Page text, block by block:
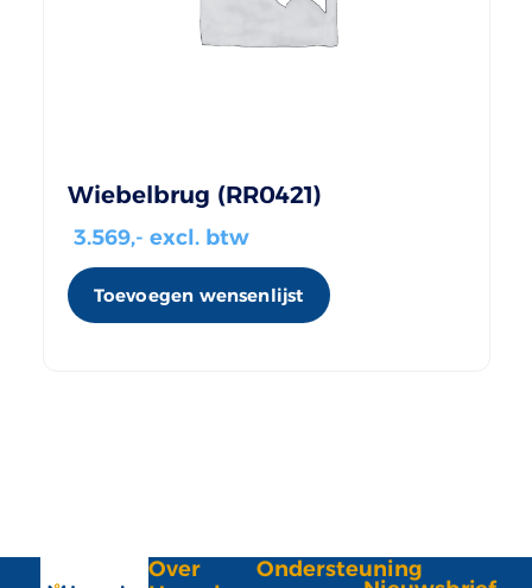
Wiebelbrug (RR0421)
3.569,- excl. btw
Toevoegen wensenlijst
Over
Ondersteuning